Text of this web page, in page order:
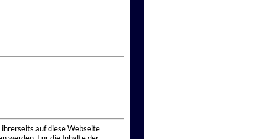
auf diese Webseite